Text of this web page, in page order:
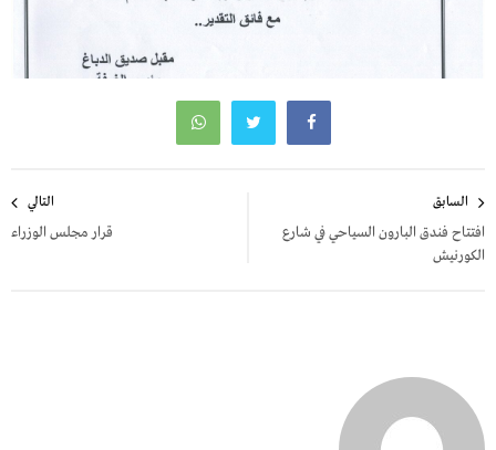
المقالات
السابق
افتتاح فندق البارون السياحي في شارع
الكورنيش
التالي
قرار مجلس الوزراء